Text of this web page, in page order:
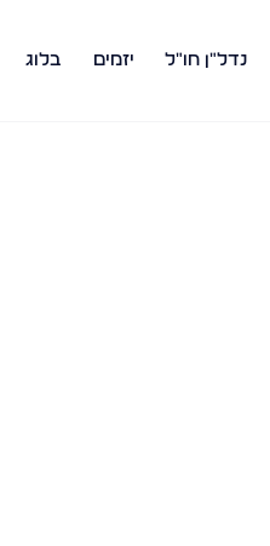
נדל"ן חו"ל יזמים בלוג